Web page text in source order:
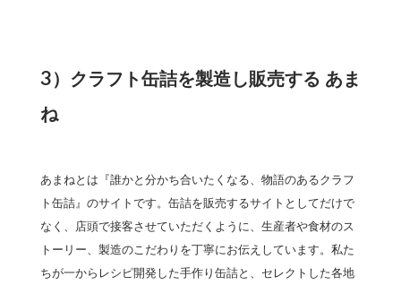
3）クラフト缶詰を製造し販売する あま
ね
あまねとは『誰かと分かち合いたくなる、物語のあるクラフ
ト缶詰』のサイトです。缶詰を販売するサイトとしてだけで
なく、店頭で接客させていただくように、生産者や食材のス
トーリー、製造のこだわりを丁寧にお伝えしています。私た
ちが一からレシピ開発した手作り缶詰と、セレクトした各地